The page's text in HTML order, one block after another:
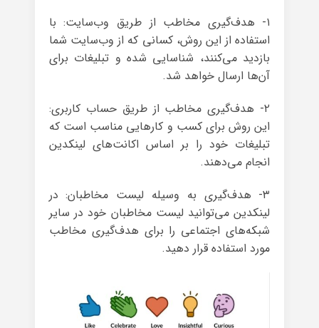
۱- هدف‌گیری مخاطب از طریق وب‌سایت: با
استفاده از این روش، کسانی که از وب‌سایت شما
بازدید می‌کنند، شناسایی شده و تبلیغات برای
آن‌ها ارسال خواهد شد.
۲- هدف‌گیری مخاطب از طریق حساب کاربری:
این روش برای کسب و کارهایی مناسب است که
تبلیغات خود را بر اساس اکانت‌های لینکدین
انجام می‌دهند.
۳- هدف‌گیری به وسیله‌ لیست مخاطبان: در
لینکدین می‌توانید لیست مخاطبان خود در سایر
شبکه‌های اجتماعی را برای هدف‌گیری مخاطب
مورد استفاده قرار دهید.